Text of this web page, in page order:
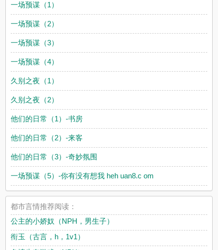
一场预谋（1）
一场预谋（2）
一场预谋（3）
一场预谋（4）
久别之夜（1）
久别之夜（2）
他们的日常（1）-书房
他们的日常（2）-来客
他们的日常（3）-奇妙氛围
一场预谋（5）-你有没有想我 heh uan8.c om
都市言情推荐阅读：
公主的小娇奴（NPH，男生子）
衔玉（古言，h，1v1）